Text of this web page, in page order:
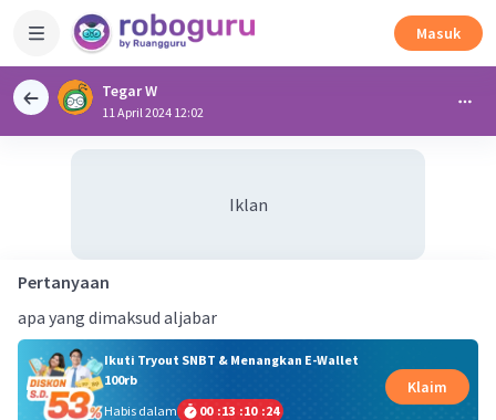
Masuk
Tegar W
11 April 2024 12:02
Iklan
Pertanyaan
apa yang dimaksud aljabar
Ikuti Tryout SNBT & Menangkan E-Wallet
100rb
Habis dalam
00 :13 :10 :24
Klaim